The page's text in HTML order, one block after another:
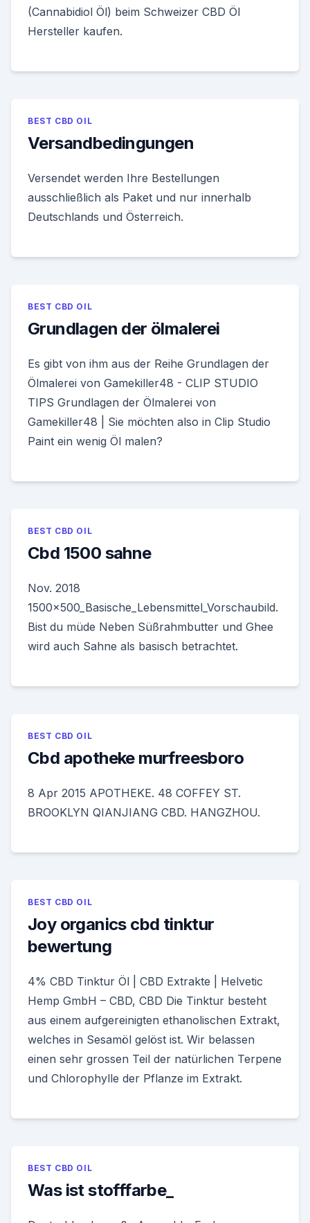
(Cannabidiol Öl) beim Schweizer CBD Öl
Hersteller kaufen.
BEST CBD OIL
Versandbedingungen
Versendet werden Ihre Bestellungen
ausschließlich als Paket und nur innerhalb
Deutschlands und Österreich.
BEST CBD OIL
Grundlagen der ölmalerei
Es gibt von ihm aus der Reihe Grundlagen der
Ölmalerei von Gamekiller48 - CLIP STUDIO
TIPS Grundlagen der Ölmalerei von
Gamekiller48 | Sie möchten also in Clip Studio
Paint ein wenig Öl malen?
BEST CBD OIL
Cbd 1500 sahne
Nov. 2018
1500x500_Basische_Lebensmittel_Vorschaubild.
Bist du müde Neben Süßrahmbutter und Ghee
wird auch Sahne als basisch betrachtet.
BEST CBD OIL
Cbd apotheke murfreesboro
8 Apr 2015 APOTHEKE. 48 COFFEY ST.
BROOKLYN QIANJIANG CBD. HANGZHOU.
BEST CBD OIL
Joy organics cbd tinktur
bewertung
4% CBD Tinktur Öl | CBD Extrakte | Helvetic
Hemp GmbH – CBD, CBD Die Tinktur besteht
aus einem aufgereinigten ethanolischen Extrakt,
welches in Sesamöl gelöst ist. Wir belassen
einen sehr grossen Teil der natürlichen Terpene
und Chlorophylle der Pflanze im Extrakt.
BEST CBD OIL
Was ist stofffarbe_